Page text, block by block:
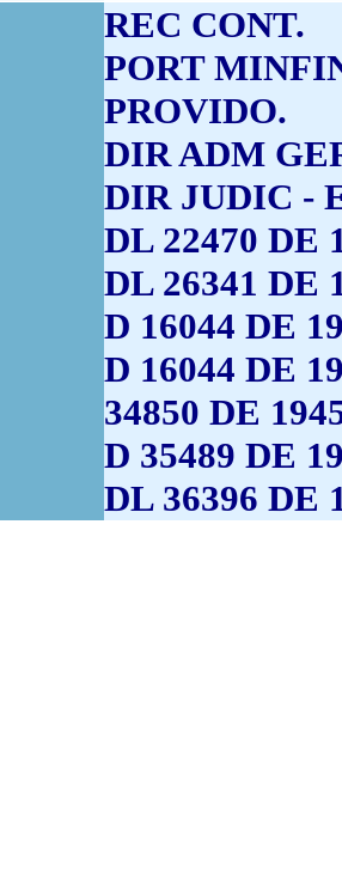
REC CONT.
PORT
PROVIDO.
DIR ADM
DIR JUDIC -
DL 22470 DE
DL 26341 DE
D 16044 DE
D 16044 DE
34850 DE
D 35489 DE
DL 36396 DE